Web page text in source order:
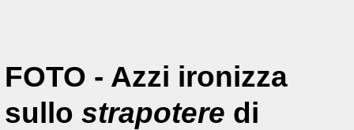
FOTO - Azzi ironizza
sullo strapotere di